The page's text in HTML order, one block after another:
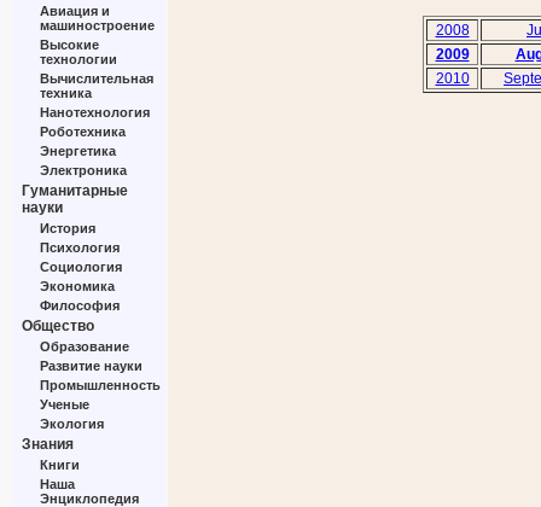
Авиация и
машиностроение
Высокие
технологии
Вычислительная
техника
Нанотехнология
Роботехника
Энергетика
Электроника
Гуманитарные
науки
История
Психология
Социология
Экономика
Философия
Общество
Образование
Развитие науки
Промышленность
Ученые
Экология
Знания
Книги
Наша
Энциклопедия
2008
2009
2010